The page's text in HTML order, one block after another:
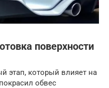
поверхности
этап, который влияет на
обвес